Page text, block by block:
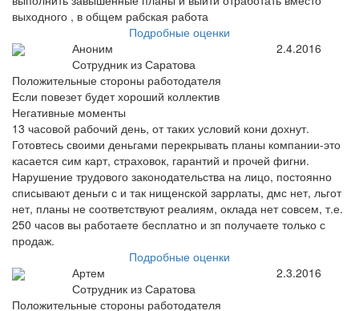
выходного , в общем рабская работа
Подробные оценки
Аноним
Сотрудник из Саратова
2.4.2016
Положительные стороны работодателя
Если повезет будет хороший коллектив
Негативные моменты
13 часовой рабочий день, от таких условий кони дохнут.
Готовтесь своими деньгами перекрывать планы компании-это
касается сим карт, страховок, гарантий и прочей фигни.
Нарушение трудового законодательства на лицо, постоянно
списывают деньги с и так нищенской заррлаты, дмс нет, льгот
нет, планы не соответствуют реалиям, оклада нет совсем, т.е.
250 часов вы работаете бесплатно и зп получаете только с
продаж.
Подробные оценки
Артем
Сотрудник из Саратова
2.3.2016
Положительные стороны работодателя